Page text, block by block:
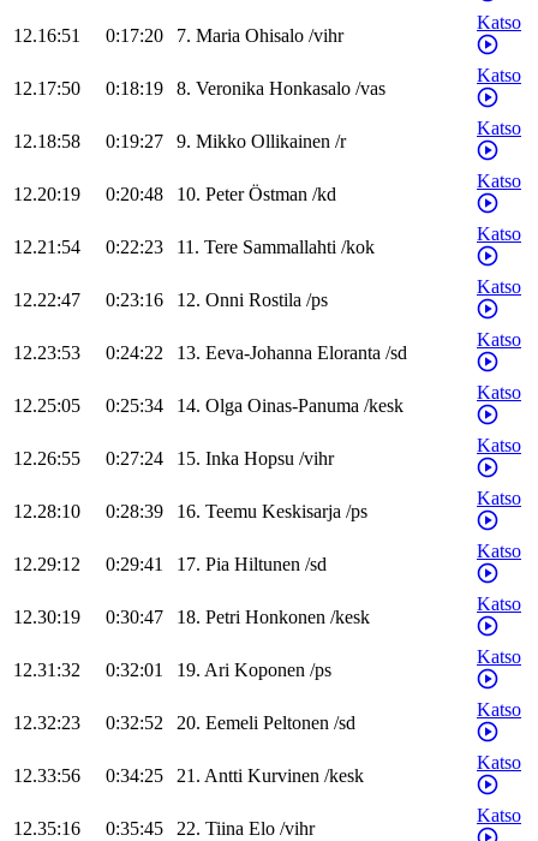
12.16:51 0:17:20 7. Maria Ohisalo /vihr
Katso
12.17:50 0:18:19 8. Veronika Honkasalo /vas
Katso
12.18:58 0:19:27 9. Mikko Ollikainen /r
Katso
12.20:19 0:20:48 10. Peter Östman /kd
Katso
12.21:54 0:22:23 11. Tere Sammallahti /kok
Katso
12.22:47 0:23:16 12. Onni Rostila /ps
Katso
12.23:53 0:24:22 13. Eeva-Johanna Eloranta /sd
Katso
12.25:05 0:25:34 14. Olga Oinas-Panuma /kesk
Katso
12.26:55 0:27:24 15. Inka Hopsu /vihr
Katso
12.28:10 0:28:39 16. Teemu Keskisarja /ps
Katso
12.29:12 0:29:41 17. Pia Hiltunen /sd
Katso
12.30:19 0:30:47 18. Petri Honkonen /kesk
Katso
12.31:32 0:32:01 19. Ari Koponen /ps
Katso
12.32:23 0:32:52 20. Eemeli Peltonen /sd
Katso
12.33:56 0:34:25 21. Antti Kurvinen /kesk
Katso
12.35:16 0:35:45 22. Tiina Elo /vihr
Katso